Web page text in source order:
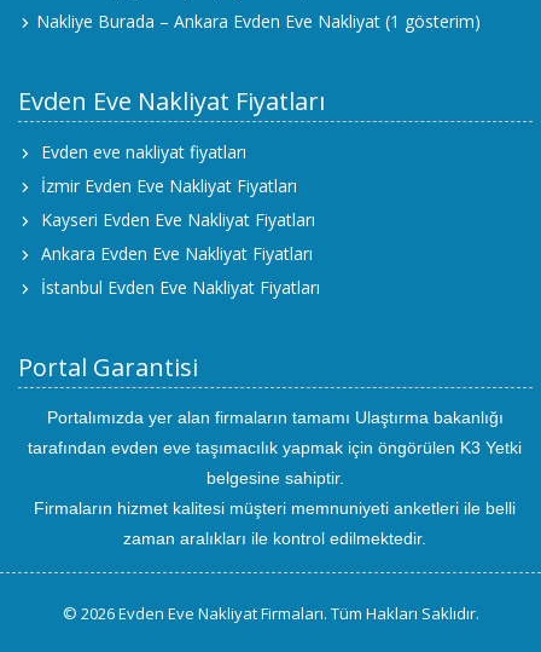
Nakliye Burada – Ankara Evden Eve Nakliyat (1 gösterim)
Evden Eve Nakliyat Fiyatları
Evden eve nakliyat fiyatları
İzmir Evden Eve Nakliyat Fiyatları
Kayseri Evden Eve Nakliyat Fiyatları
Ankara Evden Eve Nakliyat Fiyatları
İstanbul Evden Eve Nakliyat Fiyatları
Portal Garantisi
Portalımızda yer alan firmaların tamamı Ulaştırma bakanlığı
tarafından evden eve taşımacılık yapmak için öngörülen K3 Yetki
belgesine sahiptir.
Firmaların hizmet kalitesi müşteri memnuniyeti anketleri ile belli
zaman aralıkları ile kontrol edilmektedir.
© 2026 Evden Eve Nakliyat Firmaları. Tüm Hakları Saklıdır.